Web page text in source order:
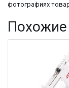
фотографиях